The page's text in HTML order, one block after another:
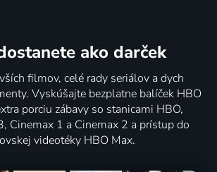
ako darček
filmov, celé rady seriálov a dych
Vyskúšajte bezplatne balíček HBO
porciu zábavy so stanicami HBO,
Cinemax 1 a Cinemax 2 a prístup do
videotéky HBO Max.